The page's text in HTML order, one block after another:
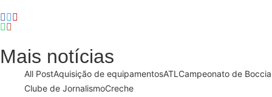
Mais notícias
All PostAquisição de equipamentosATL Campeonato de Boccia
Clube de JornalismoCreche